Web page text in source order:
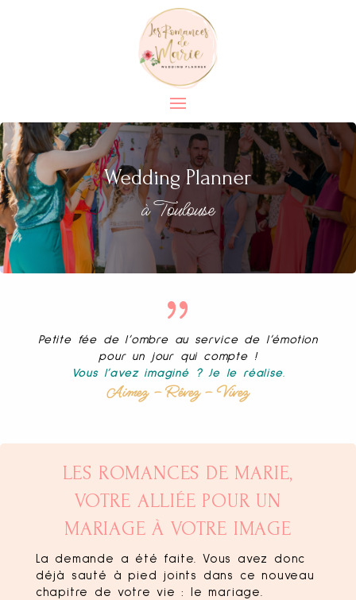
Wedding Planner
à Toulouse
{
Petite fée de l’ombre au service de l’émotion
pour un jour qui compte !
Vous l’avez imaginé ? Je le réalise.
Aimez – Rêvez – Vivez
LES ROMANCES DE MARIE,
VOTRE ALLIÉE POUR UN
MARIAGE À VOTRE IMAGE
La demande a été faite. Vous avez donc
déjà sauté à pied joints dans ce nouveau
chapitre de votre vie : le mariage.